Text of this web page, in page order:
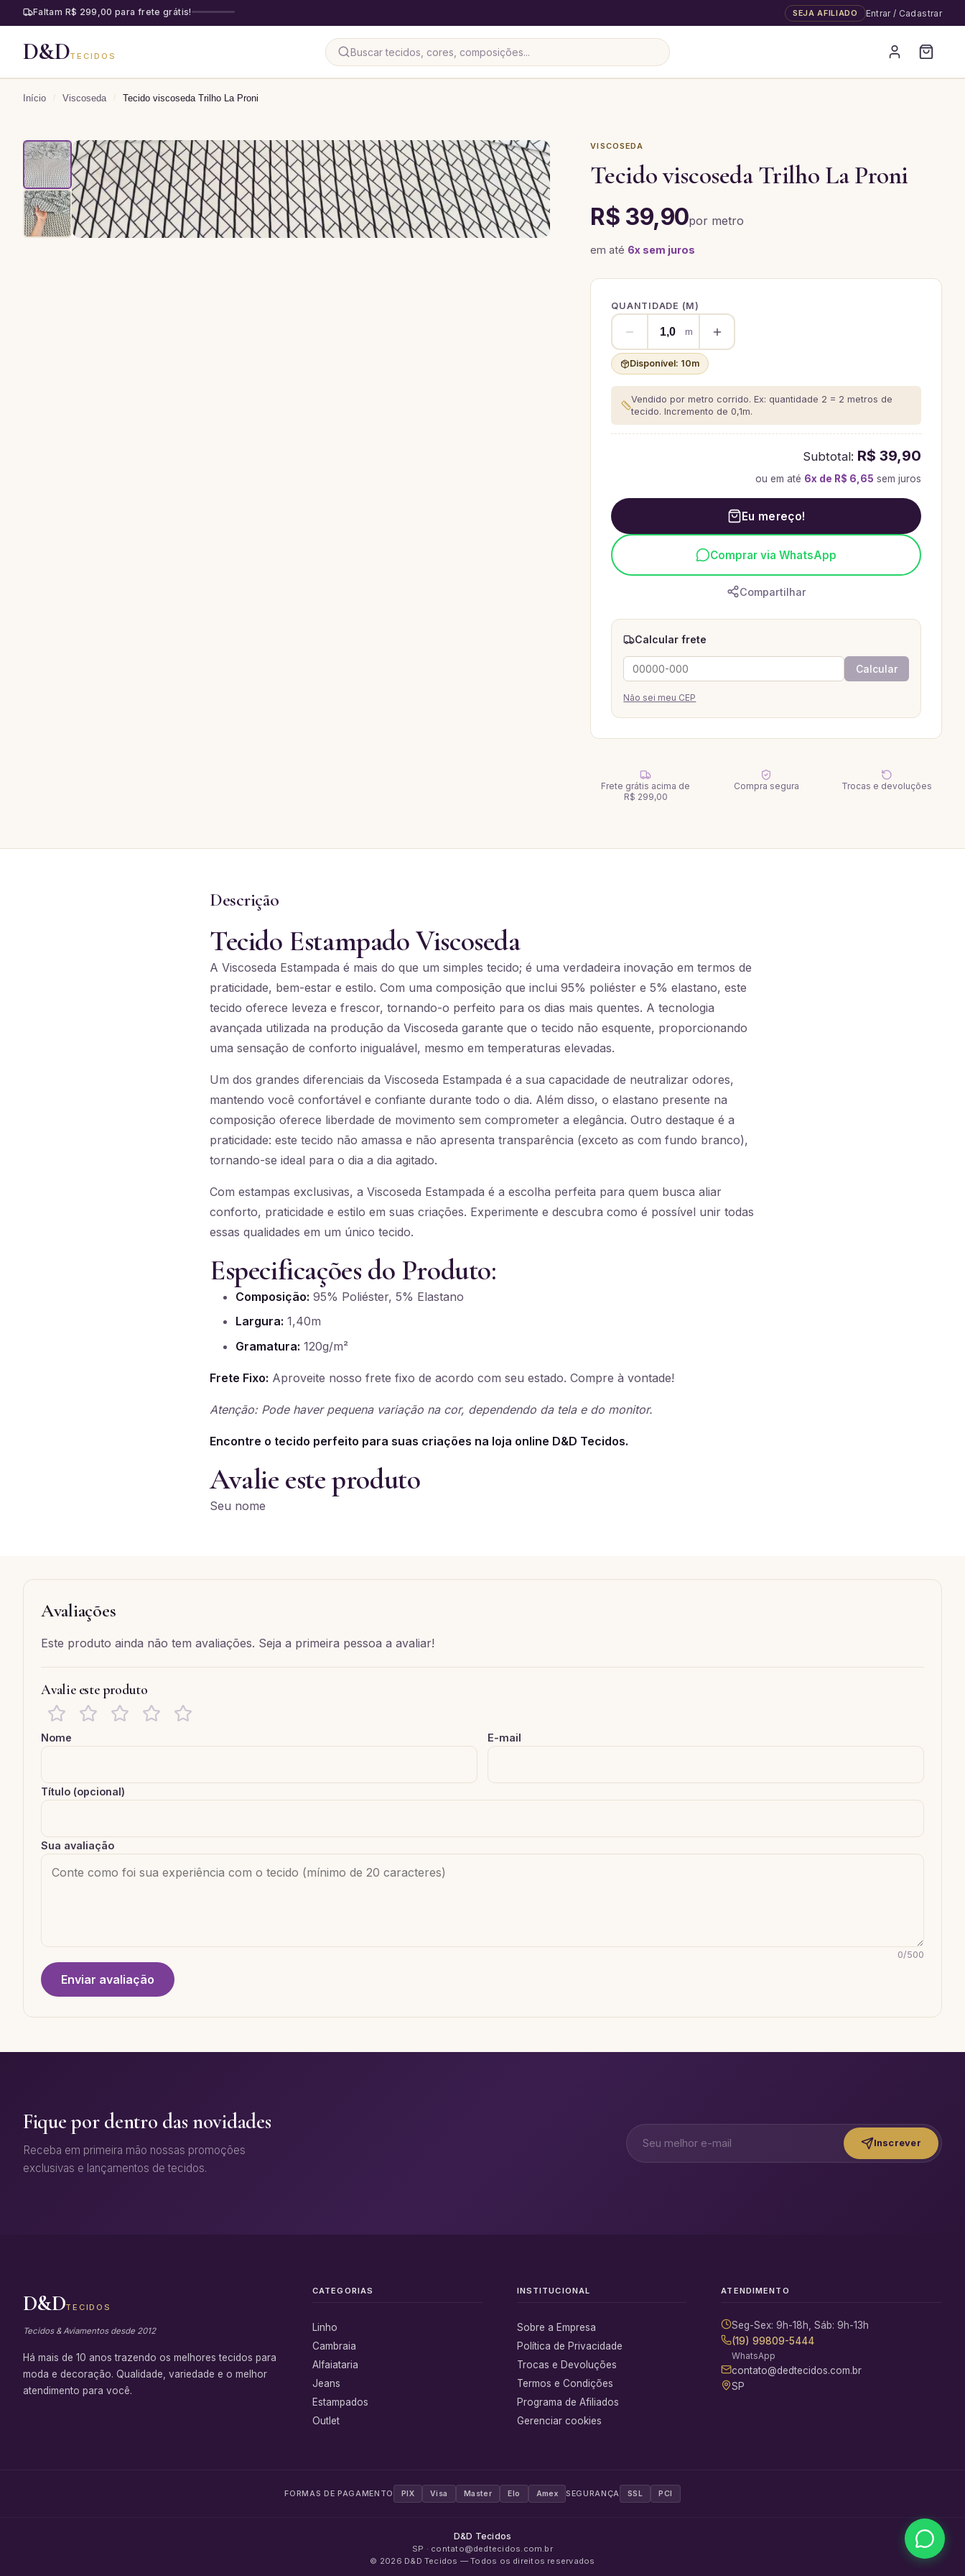
Faltam R$ 299,00 para frete grátis! SEJA AFILIADO Entrar / Cadastrar
D&DTECIDOS
Início / Viscoseda / Tecido viscoseda Trilho La Proni
VISCOSEDA
Tecido viscoseda Trilho La Proni
R$ 39,90por metro
em até 6x sem juros
QUANTIDADE (M)
m
Disponível: 10m
Vendido por metro corrido. Ex: quantidade 2 = 2 metros de
tecido. Incremento de 0,1m.
Subtotal: R$ 39,90
ou em até 6x de R$ 6,65 sem juros
Eu mereço!
Comprar via WhatsApp
Compartilhar
Calcular frete
Calcular
Não sei meu CEP
Frete grátis acima de
R$ 299,00
Compra segura Trocas e devoluções
Descrição
Tecido Estampado Viscoseda
A Viscoseda Estampada é mais do que um simples tecido; é uma verdadeira inovação em termos de
praticidade, bem-estar e estilo. Com uma composição que inclui 95% poliéster e 5% elastano, este
tecido oferece leveza e frescor, tornando-o perfeito para os dias mais quentes. A tecnologia
avançada utilizada na produção da Viscoseda garante que o tecido não esquente, proporcionando
uma sensação de conforto inigualável, mesmo em temperaturas elevadas.
Um dos grandes diferenciais da Viscoseda Estampada é a sua capacidade de neutralizar odores,
mantendo você confortável e confiante durante todo o dia. Além disso, o elastano presente na
composição oferece liberdade de movimento sem comprometer a elegância. Outro destaque é a
praticidade: este tecido não amassa e não apresenta transparência (exceto as com fundo branco),
tornando-se ideal para o dia a dia agitado.
Com estampas exclusivas, a Viscoseda Estampada é a escolha perfeita para quem busca aliar
conforto, praticidade e estilo em suas criações. Experimente e descubra como é possível unir todas
essas qualidades em um único tecido.
Especificações do Produto:
Composição: 95% Poliéster, 5% Elastano
Largura: 1,40m
Gramatura: 120g/m²
Frete Fixo: Aproveite nosso frete fixo de acordo com seu estado. Compre à vontade!
Atenção: Pode haver pequena variação na cor, dependendo da tela e do monitor.
Encontre o tecido perfeito para suas criações na loja online D&D Tecidos.
Avalie este produto
Seu nome
Avaliações
Este produto ainda não tem avaliações. Seja a primeira pessoa a avaliar!
Avalie este produto
Nome E-mail
Título (opcional)
Sua avaliação
0/500
Enviar avaliação
Fique por dentro das novidades
Receba em primeira mão nossas promoções
exclusivas e lançamentos de tecidos.
Inscrever
D&DTECIDOS
Tecidos & Aviamentos desde 2012
Há mais de 10 anos trazendo os melhores tecidos para
moda e decoração. Qualidade, variedade e o melhor
atendimento para você.
CATEGORIAS
Linho
Cambraia
Alfaiataria
Jeans
Estampados
Outlet
INSTITUCIONAL
Sobre a Empresa
Política de Privacidade
Trocas e Devoluções
Termos e Condições
Programa de Afiliados
Gerenciar cookies
ATENDIMENTO
Seg-Sex: 9h-18h, Sáb: 9h-13h
(19) 99809-5444
WhatsApp
contato@dedtecidos.com.br
SP
FORMAS DE PAGAMENTO PIX Visa Master Elo Amex SEGURANÇA SSL PCI
D&D Tecidos
SP · contato@dedtecidos.com.br
© 2026 D&D Tecidos — Todos os direitos reservados